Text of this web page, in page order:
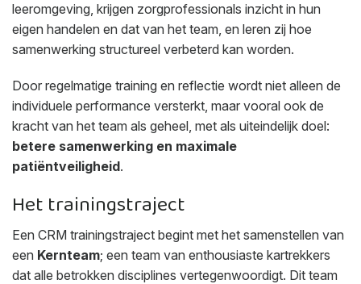
leeromgeving, krijgen zorgprofessionals inzicht in hun
eigen handelen en dat van het team, en leren zij hoe
samenwerking structureel verbeterd kan worden.
Door regelmatige training en reflectie wordt niet alleen de
individuele performance versterkt, maar vooral ook de
kracht van het team als geheel, met als uiteindelijk doel:
betere samenwerking en maximale
patiëntveiligheid.
Het trainingstraject
Een CRM trainingstraject begint met het samenstellen van
een Kernteam; een team van enthousiaste kartrekkers
dat alle betrokken disciplines vertegenwoordigt. Dit team